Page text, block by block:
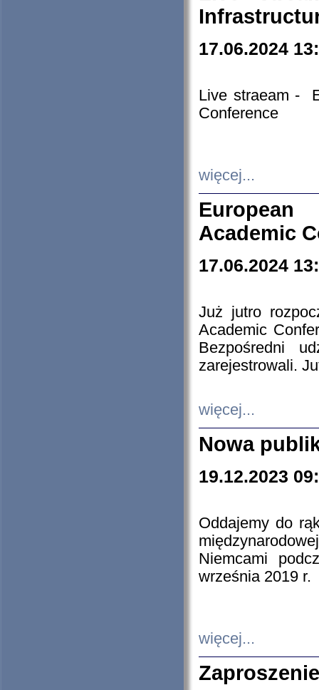
17.06.2024
Live straeam -
Conference
więcej...
European
Academic
17.06.2024
Już jutro
Academic
Bezpośredni
zarejestrowali.
więcej...
Nowa
19.12.2023
Oddajemy do
Niemcami
września 2019 r.
więcej...